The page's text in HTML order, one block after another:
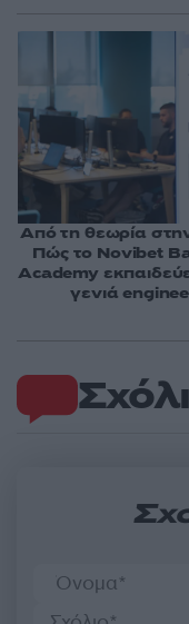
Από τη θεωρία
Πώς το Novibet
Academy
γενιά